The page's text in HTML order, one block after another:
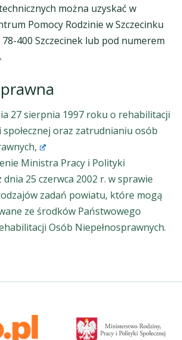
można uzyskać w
Pomocy Rodzinie w Szczecinku
400 Szczecinek lub pod numerem
27 sierpnia 1997 roku o rehabilitacji
społecznej oraz zatrudnianiu osób
Ministra Pracy i Polityki
dnia 25 czerwca 2002 r. w sprawie
zadań powiatu, które mogą
ze środków Państwowego
Osób Niepełnosprawnych.